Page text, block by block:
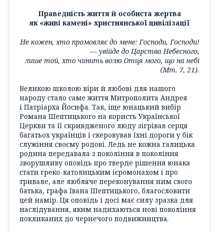
Праведність життя й особиста жертва
як «живі камені» християнської цивілізації
Не кожен, хто промовляє до мене: Господи, Господи!
— увійде до Царства Небесного,
лише той, хто чинить волю Отця мого, що на небі
(Мт. 7, 21).
Великою школою віри й любові для нашого
народу стало саме життя Митрополита Андрея
і Патріарха Йосифа. Так, іще юнацький вибір
Романа Шептицького на користь Української
Церкви та її скривдженого люду зігрівав серця
багатьох українців і скеровував їхні дороги у бік
служіння своєму родові. Ледь не кожна галицька
родина передавала з покоління в покоління
зворушливу оповідь про тверде рішення юнака
стати греко-католицьким ієромонахом і про
тривале, але любляче переконування ним свого
батька, графа Івана Шептицького, благословити
цей намір. Ця оповідь і досі має силу зразка для
наслідування, яким надихаються нові покоління
покликаних до чернечого подвижництва.